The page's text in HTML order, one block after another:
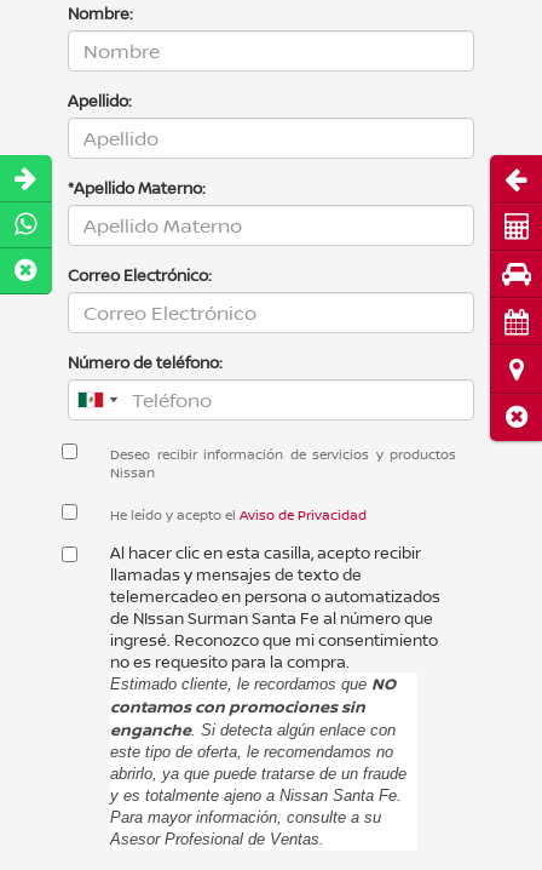
Nombre:
Apellido:
*Apellido Materno:
Correo Electrónico:
Número de teléfono:
Deseo recibir información de servicios y productos
Nissan
He leído y acepto el Aviso de Privacidad
Al hacer clic en esta casilla, acepto recibir
llamadas y mensajes de texto de
telemercadeo en persona o automatizados
de NIssan Surman Santa Fe al número que
ingresé. Reconozco que mi consentimiento
no es requesito para la compra.
Estimado cliente, le recordamos que NO
contamos con promociones sin
enganche. Si detecta algún enlace con
este tipo de oferta, le recomendamos no
abrirlo, ya que puede tratarse de un fraude
y es totalmente ajeno a Nissan Santa Fe.
Para mayor información, consulte a su
Asesor Profesional de Ventas.